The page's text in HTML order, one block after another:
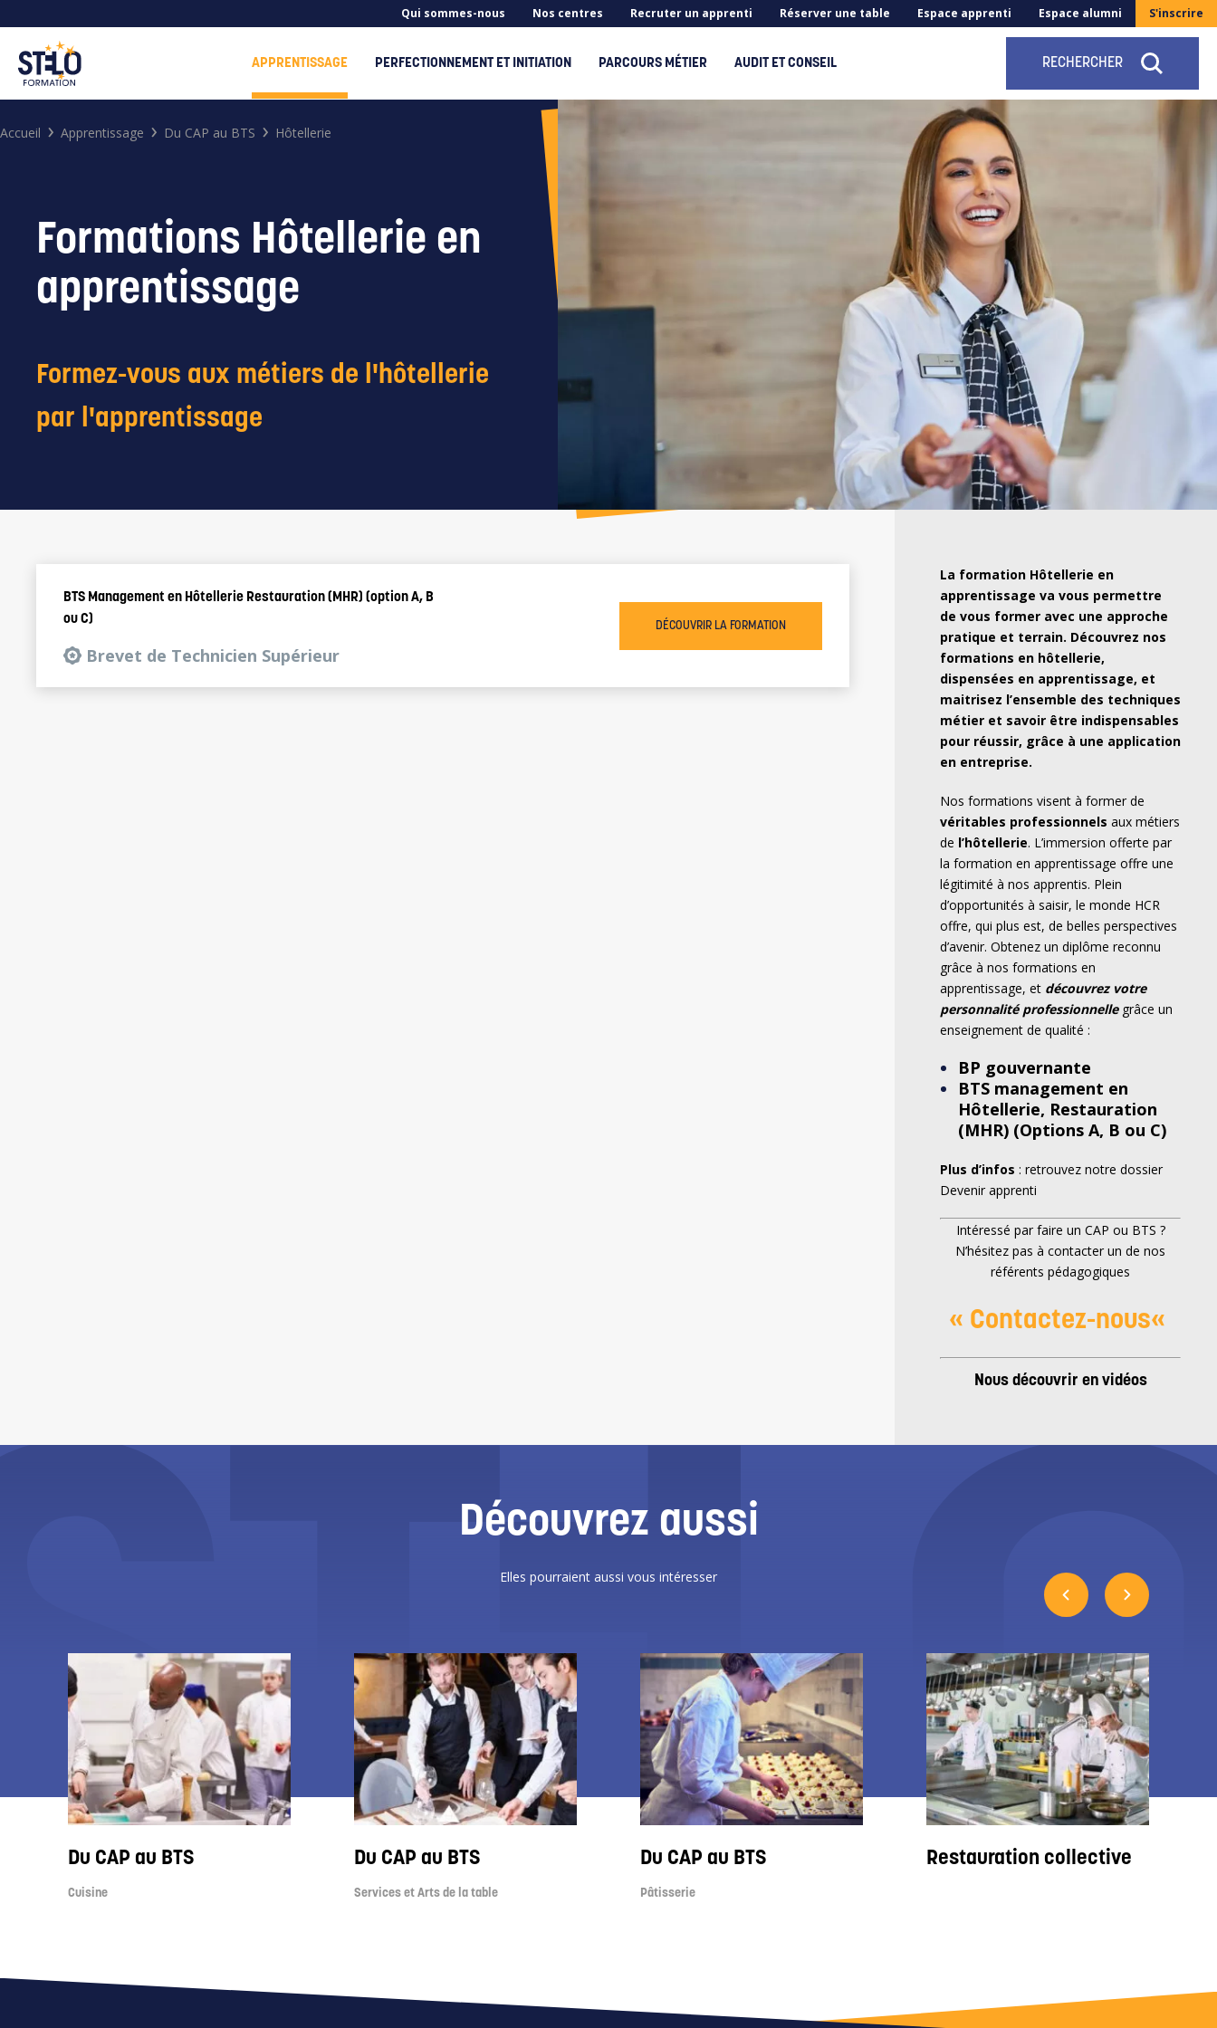
Qui sommes-nous Nos centres Recruter un apprenti Réserver une table Espace apprenti Espace alumni S'inscrire
APPRENTISSAGE PERFECTIONNEMENT ET INITIATION PARCOURS MÉTIER AUDIT ET CONSEIL
RECHERCHER
Rechercher
Accueil › Apprentissage › Du CAP au BTS › Hôtellerie
Formations Hôtellerie en
apprentissage
Formez-vous aux métiers de l'hôtellerie
par l'apprentissage
BTS Management en Hôtellerie Restauration (MHR) (option A, B
ou C)
Brevet de Technicien Supérieur
DÉCOUVRIR LA FORMATION
La formation Hôtellerie en
apprentissage va vous permettre
de vous former avec une approche
pratique et terrain. Découvrez nos
formations en hôtellerie,
dispensées en apprentissage, et
maitrisez l’ensemble des techniques
métier et savoir être indispensables
pour réussir, grâce à une application
en entreprise.
Nos formations visent à former de
véritables professionnels aux métiers
de l’hôtellerie. L’immersion offerte par
la formation en apprentissage offre une
légitimité à nos apprentis. Plein
d’opportunités à saisir, le monde HCR
offre, qui plus est, de belles perspectives
d’avenir. Obtenez un diplôme reconnu
grâce à nos formations en
apprentissage, et découvrez votre
personnalité professionnellegrâce un
enseignement de qualité :
BP gouvernante
BTS management en
Hôtellerie, Restauration
(MHR) (Options A, B ou C)
Plus d’infos : retrouvez notre dossier
Devenir apprenti
Intéressé par faire un CAP ou BTS ?
N’hésitez pas à contacter un de nos
référents pédagogiques
« Contactez-nous«
Nous découvrir en vidéos
Découvrez aussi
Elles pourraient aussi vous intéresser
Du CAP au BTS
Cuisine
Du CAP au BTS
Services et Arts de la table
Du CAP au BTS
Pâtisserie
Restauration collective